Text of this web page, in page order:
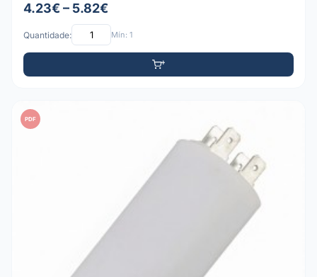
4.23€ – 5.82€
Quantidade: Mín: 1
PDF